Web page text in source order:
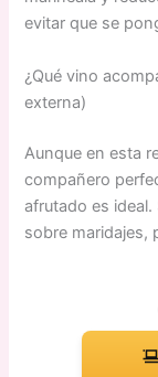
evitar que se
¿Qué vino
externa)
Aunque en esta
compañero
afrutado es
sobre maridajes,